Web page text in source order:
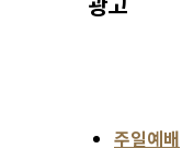
주일예배